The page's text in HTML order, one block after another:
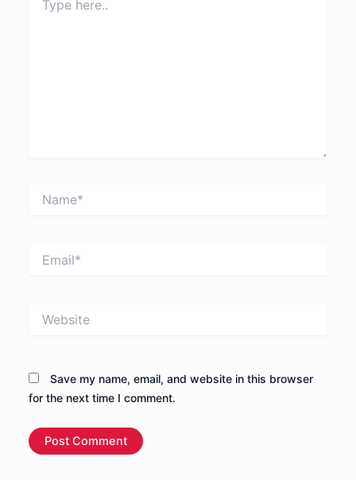
here..
Save my name, email, and website in this browser
for the next time I comment.